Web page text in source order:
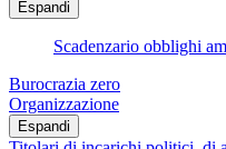
Espandi
Scadenzario obblighi
Burocrazia zero
Organizzazione
Espandi